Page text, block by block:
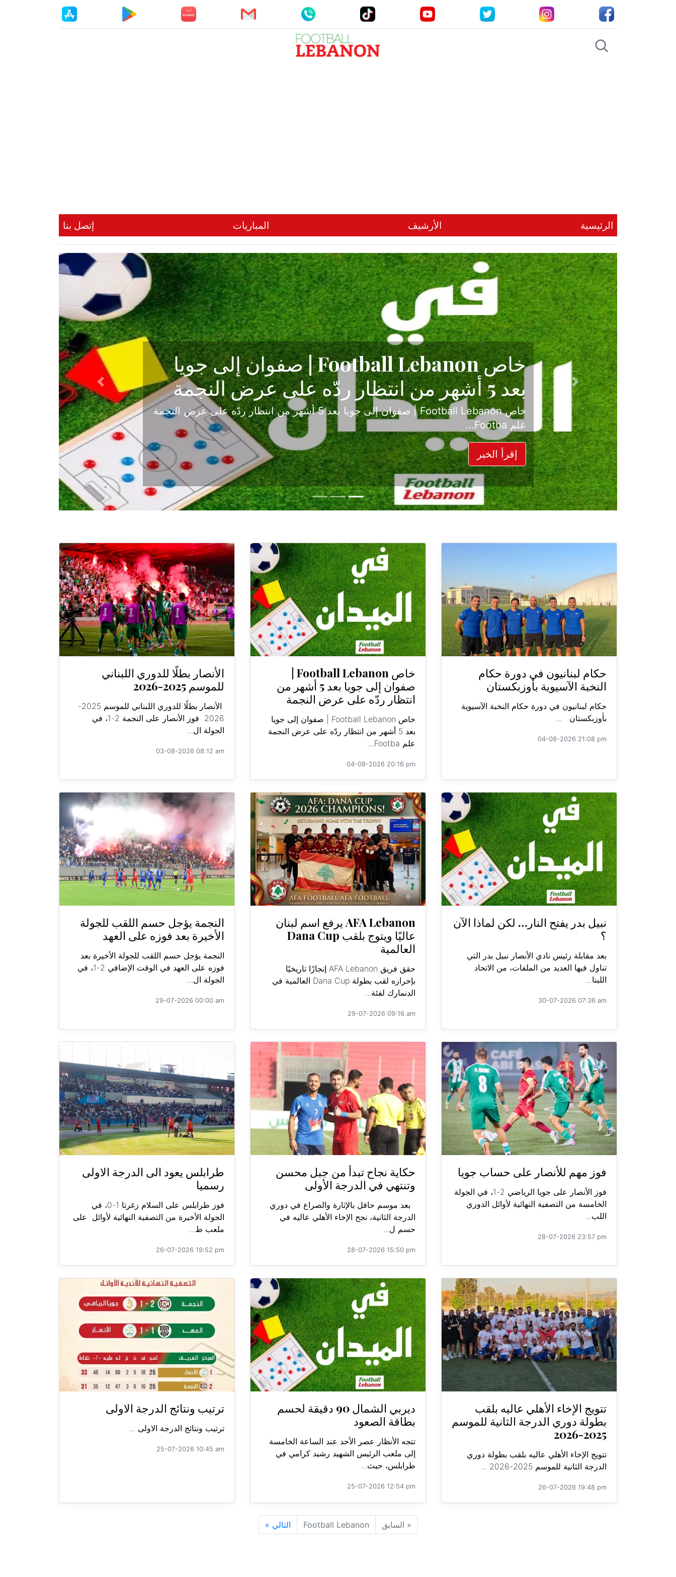
الرئيسية الأرشيف المباريات إتصل بنا
حكاية نجاح تبدأ من جبل محسن وتنتهي في
الدرجة الأولى
بعد موسم حافل بالإثارة والصراع في دوري الدرجة الثانية، نجح الإخاء الأهلي عاليه في
حسم ل...
إقرأ الخبر
Previous
Next
حكام لبنانيون في دورة حكام
النخبة الآسيوية بأوزبكستان
حكام لبنانيون في دورة حكام النخبة الآسيوية
بأوزبكستان ...
04-08-2026 21:08 pm
صفوان إلى جويا بعد 5 أشهر من
انتظار ردّه على عرض النجمة
خاص Football Lebanon | صفوان إلى جويا
بعد 5 أشهر من انتظار ردّه على عرض النجمة
علم Footba...
04-08-2026 20:16 pm
الأنصار بطلًا للدوري اللبناني
للموسم 2025-2026
الأنصار بطلًا للدوري اللبناني للموسم 2025-
2026 فوز الأنصار على النجمة 2-1، في
الجولة ال...
03-08-2026 08:12 am
نبيل بدر يفتح النار… لكن لماذا الآن
؟
بعد مقابلة رئيس نادي الأنصار نبيل بدر التي
تناول فيها العديد من الملفات، من الاتحاد
اللبنا...
30-07-2026 07:36 am
AFA Lebanon يرفع اسم لبنان
عاليًا ويتوج بلقب Dana Cup
العالمية
حقق فريق AFA Lebanon إنجازًا تاريخيًا
بإحرازه لقب بطولة Dana Cup العالمية في
الدنمارك لفئة...
29-07-2026 09:16 am
النجمة يؤجل حسم اللقب للجولة
الأخيرة بعد فوزه على العهد
النجمة يؤجل حسم اللقب للجولة الأخيرة بعد
فوزه على العهد في الوقت الإضافي 2-1، في
الجولة ال...
29-07-2026 00:00 am
فوز مهم للأنصار على حساب جويا
فوز الأنصار على جويا الرياضي 2-1، في الجولة
الخامسة من التصفية النهائية لأوائل الدوري
اللب...
28-07-2026 23:57 pm
حكاية نجاح تبدأ من جبل محسن
وتنتهي في الدرجة الأولى
بعد موسم حافل بالإثارة والصراع في دوري
الدرجة الثانية، نجح الإخاء الأهلي عاليه في
حسم ل...
28-07-2026 15:50 pm
طرابلس يعود الى الدرجة الاولى
رسميا
فوز طرابلس على السلام زغرتا 1-0، في
الجولة الأخيرة من التصفية النهائية لأوائل على
ملعب ط...
26-07-2026 19:52 pm
تتويج الإخاء الأهلي عاليه بلقب
بطولة دوري الدرجة الثانية للموسم
2025-2026
تتويج الإخاء الأهلي عاليه بلقب بطولة دوري
الدرجة الثانية للموسم 2025-2026 ...
26-07-2026 19:48 pm
ديربي الشمال 90 دقيقة لحسم
بطاقة الصعود
تتجه الأنظار عصر الأحد عند الساعة الخامسة
إلى ملعب الرئيس الشهيد رشيد كرامي في
طرابلس، حيث...
25-07-2026 12:54 pm
ترتيب ونتائج الدرجة الاولى
ترتيب ونتائج الدرجة الاولى ...
25-07-2026 10:45 am
« السابق Football Lebanon التالي »